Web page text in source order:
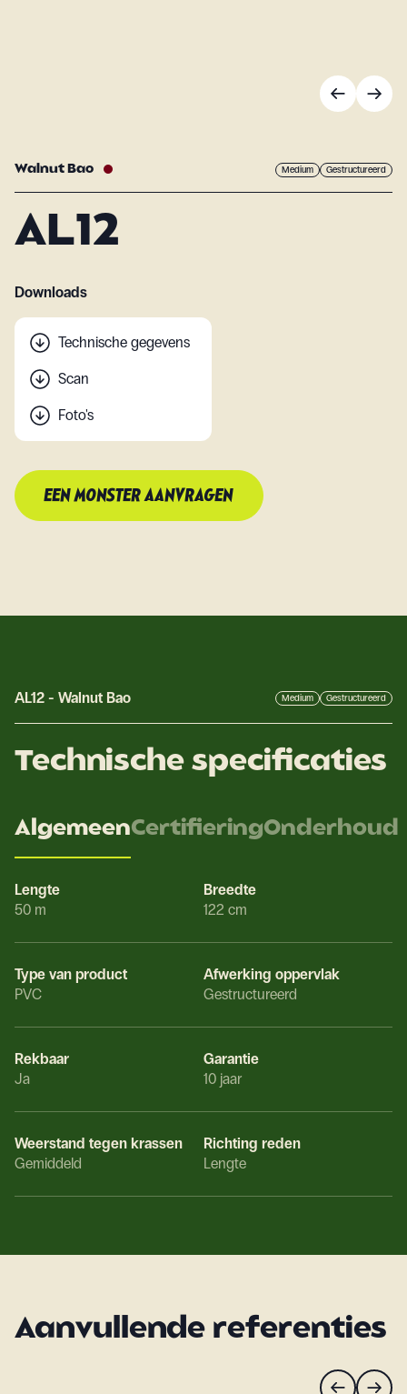
Walnut Bao Medium Gestructureerd
AL12
Downloads
Technische gegevens
Scan
Foto's
EEN MONSTER AANVRAGEN
AL12 - Walnut Bao Medium Gestructureerd
Technische specificaties
AlgemeenCertifieringOnderhoud
Lengte
50 m
Breedte
122 cm
Type van product
PVC
Afwerking oppervlak
Gestructureerd
Rekbaar
Ja
Garantie
10 jaar
Weerstand tegen krassen
Gemiddeld
Richting reden
Lengte
Aanvullende referenties